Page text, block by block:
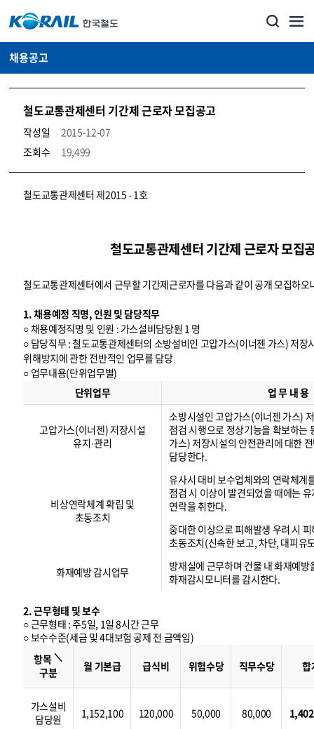
채용공고
철도교통관제센터 기간제 근로자 모집공고
작성일
2015-12-07
조회수
19,499
코레일소개_경영공시_채용공고 상세보기 – 내용, 파일, 담당자 연락처로 구성
철도교통관제센터 제2015 - 1호
철도교통관제센터 기간제 근로자 모집
철도교통관제센터에서 근무할 기간제근로자를 다음과 같이 공개 모집하오
1. 채용예정 직명, 인원 및 담당직무
○ 채용예정직명 및 인원 : 가스설비담당원 1 명
○ 담당직무 : 철도교통관제센터의 소방설비인 고압가스(이너젠 가스) 저장
위해방지에 관한 전반적인 업무를 담당
○ 업무내용(단위업무별)
무
단위업무 업 무 내 용
고압가스(이너젠) 저장시설
유지·관리
소방시설인 고압가스(이너젠 가스)
점검 시행으로 정상기능을 확보하는
가스) 저장시설의 안전관리에 대한
담당한다.
비상연락체계 확립 및
초동조치
유사시 대비 보수업체와의 연락체계
점검 시 이상이 발견되었을 때에는
연락을 취한다.
중대한 이상으로 피해발생 우려 시
초동조치(신속한 보고, 차단, 대피유
화재예방 감시업무
방재실에 근무하며 건물 내 화재예방
화재감시모니터를 감시한다.
2. 근무형태 및 보수
○ 근무형태 : 주5일, 1일 8시간 근무
○ 보수수준(세금 및 4대보험 공제 전 금액임)
항목＼
구분
월 기본급 급식비 위험수당 직무수당 합
가스설비
담당원
1,152,100 120,000 50,000 80,000